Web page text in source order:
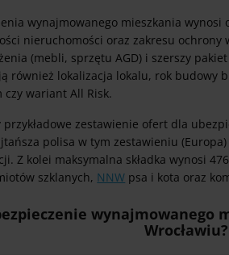
wynajmowanego mieszkania wynosi
nieruchomości oraz zakresu
(mebli, sprzętu AGD) i szerszy
również lokalizacja lokalu, rok budowy
czy wariant All Risk.
zestawienie ofert dla
polisa w tym zestawieniu
Z kolei maksymalna składka wynosi
szklanych, NNW psa i kota oraz
wynajmowanego
Wrocławiu?